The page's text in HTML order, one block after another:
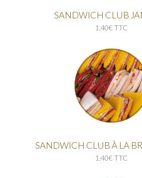
SANDWICH CLUB
1,40€ TTC
SANDWICH CLUB À LA
1,40€ TTC